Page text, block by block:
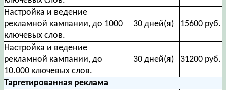
Настройка и ведение
рекламной кампании, до 1000
ключевых слов.
30 дней(я) 15600 руб.
Настройка и ведение
рекламной кампании, до
10.000 ключевых слов.
30 дней(я) 31200 руб.
Таргетированная реклама